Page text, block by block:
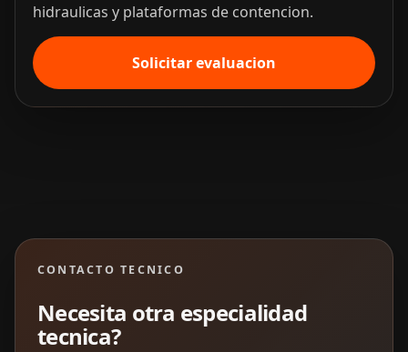
hidraulicas y plataformas de contencion.
Solicitar evaluacion
CONTACTO TECNICO
Necesita otra especialidad
tecnica?